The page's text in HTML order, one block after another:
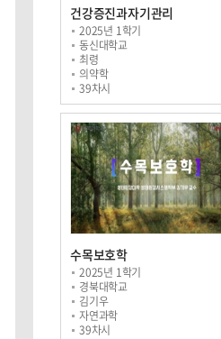
건강증진과자기관리
2025년 1학기
동신대학교
최령
의약학
39차시
수목보호학
2025년 1학기
경북대학교
김기우
자연과학
39차시